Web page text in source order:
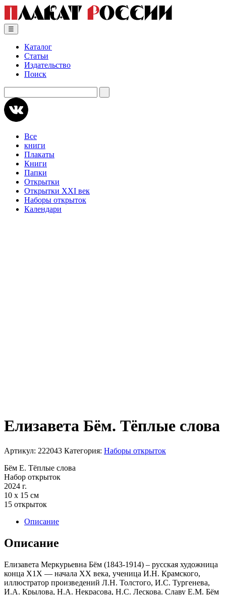
Skip
content
☰
Каталог
Статьи
Издательство
Поиск
Все
книги
Плакаты
Книги
Папки
Открытки
Открытки XXI век
Наборы открыток
Календари
Елизавета Бём. Тёплые слова
Артикул: 222043 Категория: Наборы открыток
Бём Е. Тёплые слова
Набор открыток
2024 г.
10 х 15 см
15 открыток
Описание
Описание
Елизавета Меркурьевна Бём (1843-1914) – русская художница
конца Х1Х — начала ХХ века, ученица И.Н. Крамского,
иллюстратор произведений Л.Н. Толстого, И.С. Тургенева,
И.А. Крылова, Н.А. Некрасова, Н.С. Лескова. Славу Е.М. Бём